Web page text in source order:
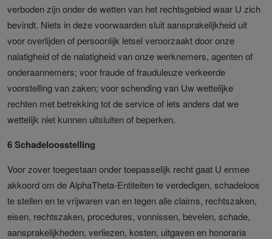
verboden zijn onder de wetten van het rechtsgebied waar U zich
bevindt. Niets in deze voorwaarden sluit aansprakelijkheid uit
voor overlijden of persoonlijk letsel veroorzaakt door onze
nalatigheid of de nalatigheid van onze werknemers, agenten of
onderaannemers; voor fraude of frauduleuze verkeerde
voorstelling van zaken; voor schending van Uw wettelijke
rechten met betrekking tot de service of iets anders dat we
wettelijk niet kunnen uitsluiten of beperken.
6 Schadeloosstelling
Voor zover toegestaan onder toepasselijk recht gaat U ermee
akkoord om de AlphaTheta-Entiteiten te verdedigen, schadeloos
te stellen en te vrijwaren van en tegen alle claims, rechtszaken,
eisen, rechtszaken, procedures, vonnissen, bevelen, schade,
aansprakelijkheden, verliezen, kosten, uitgaven en honoraria